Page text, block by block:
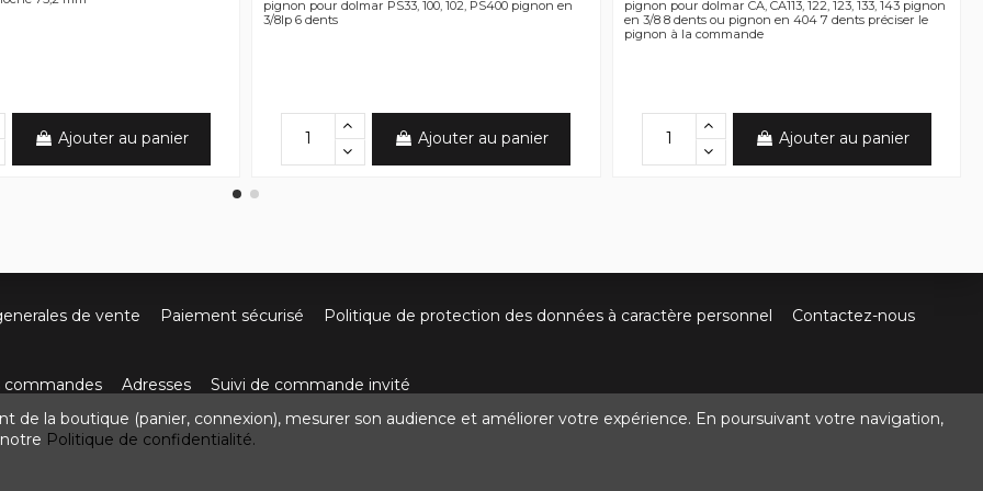
Ajouter au panier
pignon pour dolmar PS33, 100, 102, PS400 pignon en
3/8lp 6 dents
Ajouter au panier
pignon pour dolmar CA, CA113, 122, 123, 133, 143 pignon
en 3/8 8 dents ou pignon en 404 7 dents préciser le
pignon à la commande
Ajouter au panier
de vente Paiement sécurisé Politique de protection des données à caractère personnel
Contactez-nous
commandes Adresses Suivi de commande invité
de Villefort 48800 Pied-de-Borne
de la boutique (panier, connexion), mesurer son audience et améliorer votre expérience. En poursuivant votre navigation,
Politique de confidentialité.